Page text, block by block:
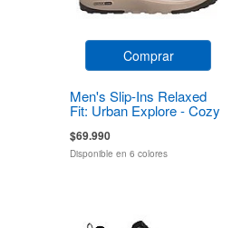
Comprar
Men's Slip-Ins Relaxed
Fit: Urban Explore - Cozy
$69.990
Disponible en 6 colores